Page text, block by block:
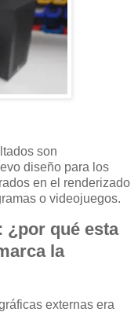
son
diseño para los
en el renderizado
o videojuegos.
¿por qué esta
la
externas era